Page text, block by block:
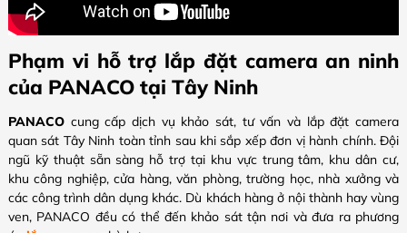
Phạm vi hỗ trợ lắp đặt camera an ninh
của PANACO tại Tây Ninh
PANACO cung cấp dịch vụ khảo sát, tư vấn và lắp đặt camera
quan sát Tây Ninh toàn tỉnh sau khi sắp xếp đơn vị hành chính. Đội
ngũ kỹ thuật sẵn sàng hỗ trợ tại khu vực trung tâm, khu dân cư,
khu công nghiệp, cửa hàng, văn phòng, trường học, nhà xưởng và
các công trình dân dụng khác. Dù khách hàng ở nội thành hay vùng
ven, PANACO đều có thể đến khảo sát tận nơi và đưa ra phương